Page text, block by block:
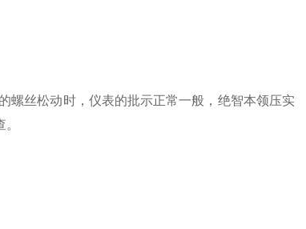
丝松动时，仪表的批示正常一般，绝智本领压实